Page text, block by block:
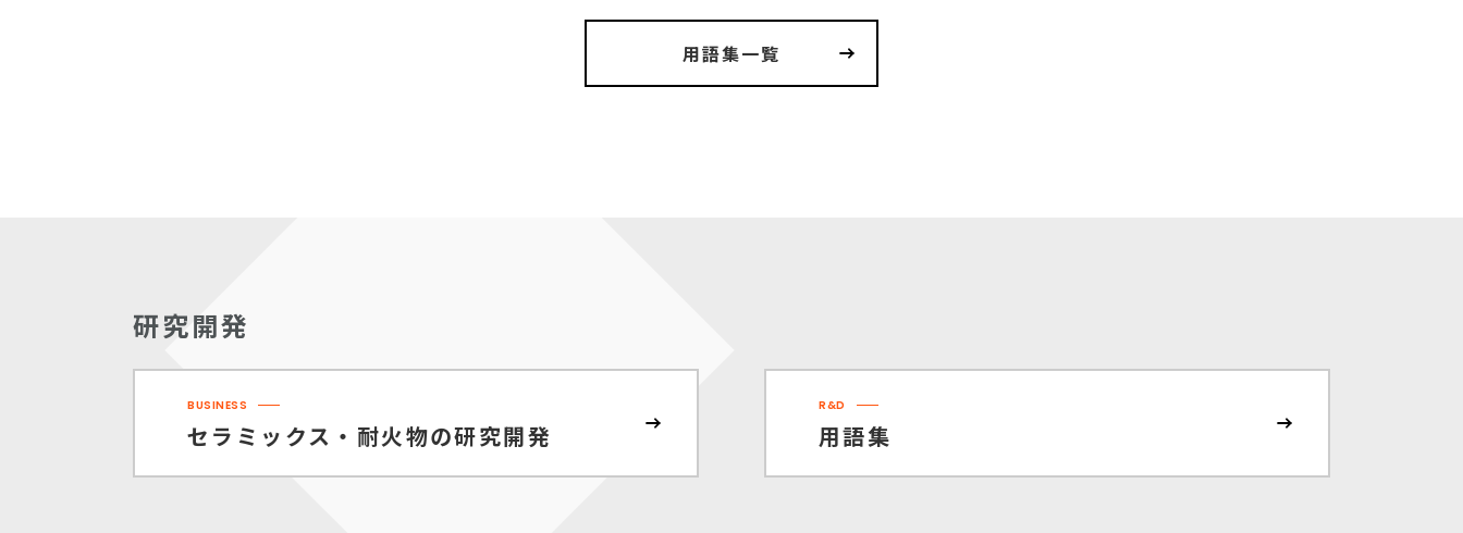
用語集一覧
研究開発
BUSINESS
セラミックス・耐火物の研究開発
R&D
用語集